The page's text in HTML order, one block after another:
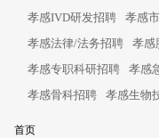
孝感IVD研发招聘
孝感
孝感法律/法务招聘
孝感
孝感专职科研招聘
孝感
孝感骨科招聘
孝感生物
首页